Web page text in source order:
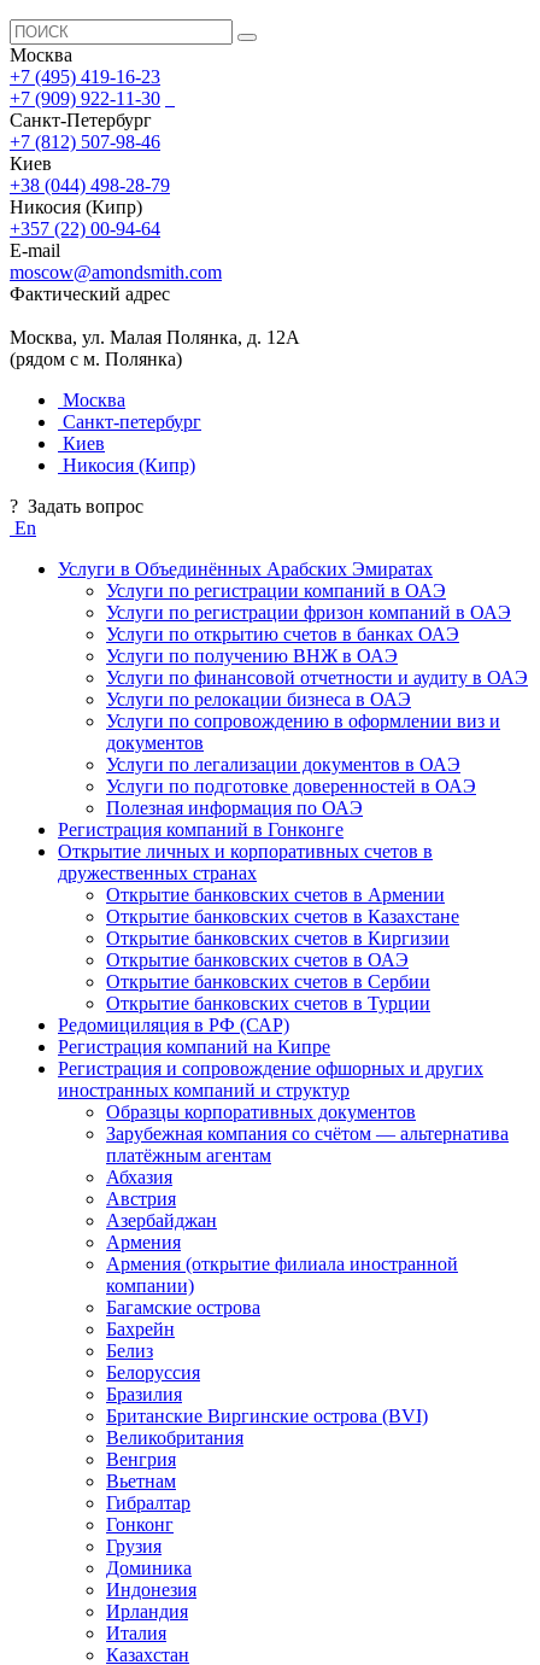
Москва
+7 (495) 419-16-23
+7 (909) 922-11-30
Санкт-Петербург
+7 (812) 507-98-46
Киев
+38 (044) 498-28-79
Никосия (Кипр)
+357 (22) 00-94-64
E-mail
moscow@amondsmith.com
Фактический адрес
Москва, ул. Малая Полянка, д. 12А
(рядом с м. Полянка)
Москва
Санкт-петербург
Киев
Никосия (Кипр)
? Задать вопрос
En
Услуги в Объединённых Арабских Эмиратах
Услуги по регистрации компаний в ОАЭ
Услуги по регистрации фризон компаний в ОАЭ
Услуги по открытию счетов в банках ОАЭ
Услуги по получению ВНЖ в ОАЭ
Услуги по финансовой отчетности и аудиту в ОАЭ
Услуги по релокации бизнеса в ОАЭ
Услуги по сопровождению в оформлении виз и
документов
Услуги по легализации документов в ОАЭ
Услуги по подготовке доверенностей в ОАЭ
Полезная информация по ОАЭ
Регистрация компаний в Гонконге
Открытие личных и корпоративных счетов в
дружественных странах
Открытие банковских счетов в Армении
Открытие банковских счетов в Казахстане
Открытие банковских счетов в Киргизии
Открытие банковских счетов в ОАЭ
Открытие банковских счетов в Сербии
Открытие банковских счетов в Турции
Редомициляция в РФ (САР)
Регистрация компаний на Кипре
Регистрация и сопровождение офшорных и других
иностранных компаний и структур
Образцы корпоративных документов
Зарубежная компания со счётом — альтернатива
платёжным агентам
Абхазия
Австрия
Азербайджан
Армения
Армения (открытие филиала иностранной
компании)
Багамские острова
Бахрейн
Белиз
Белоруссия
Бразилия
Британские Виргинские острова (BVI)
Великобритания
Венгрия
Вьетнам
Гибралтар
Гонконг
Грузия
Доминика
Индонезия
Ирландия
Италия
Казахстан